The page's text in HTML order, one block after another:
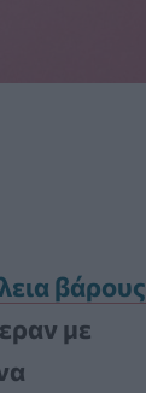
βάρους
με